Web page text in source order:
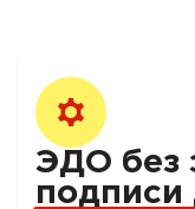
ЭДО без
подписи